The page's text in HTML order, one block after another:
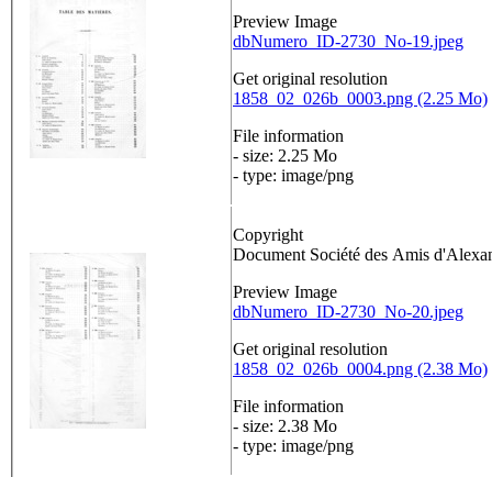
Preview Image
dbNumero_ID-2730_No-19.jpeg
Get original resolution
1858_02_026b_0003.png (2.25 Mo)
File information
- size: 2.25 Mo
- type: image/png
Copyright
Document Société des Amis
Preview Image
dbNumero_ID-2730_No-20.jpeg
Get original resolution
1858_02_026b_0004.png (2.38 Mo)
File information
- size: 2.38 Mo
- type: image/png